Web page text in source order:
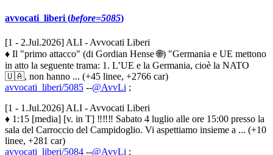
avvocati_liberi (before=5085)
[1 - 2.Jul.2026] ALI - Avvocati Liberi
♦ Il "primo attacco" (di Gordian Hense 🌐) "Germania e UE mettono
in atto la seguente trama: 1. L’UE e la Germania, cioè la NATO
🇺🇦, non hanno ... (+45 linee, +2766 car)
avvocati_liberi/5085 --@AvvLi ;
[1 - 1.Jul.2026] ALI - Avvocati Liberi
♦ 1:15 [media] [v. in T] ‼️‼️‼️ Sabato 4 luglio alle ore 15:00 presso la
sala del Carroccio del Campidoglio. Vi aspettiamo insieme a ... (+10
linee, +281 car)
avvocati_liberi/5084 --@AvvLi ;